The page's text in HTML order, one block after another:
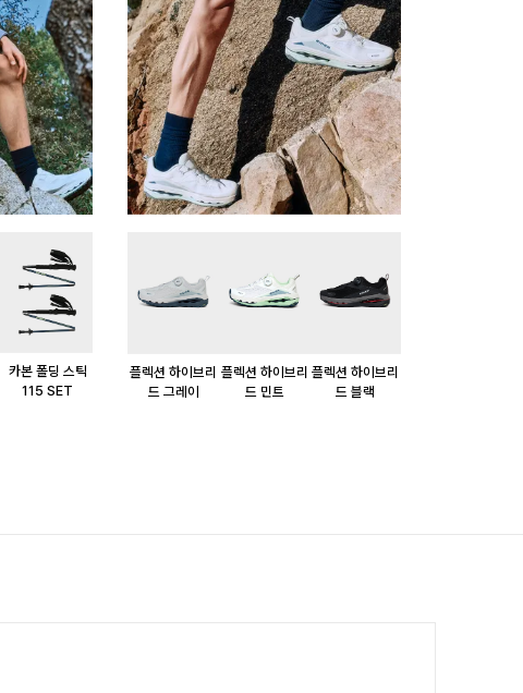
카본 폴딩 스틱
115 SET
플렉션 하이브리
드 그레이
플렉션 하이브리
드 민트
플렉션 하이브리
드 블랙